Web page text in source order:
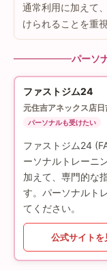
通常利用に加えて
けられることを重
パーソ
ファストジム24
元住吉アネックス店
パーソナルも受けたい
ファストジム24
ーソナルトレーニ
加えて、専門的な
す。パーソナルト
てください。
公式サイトを